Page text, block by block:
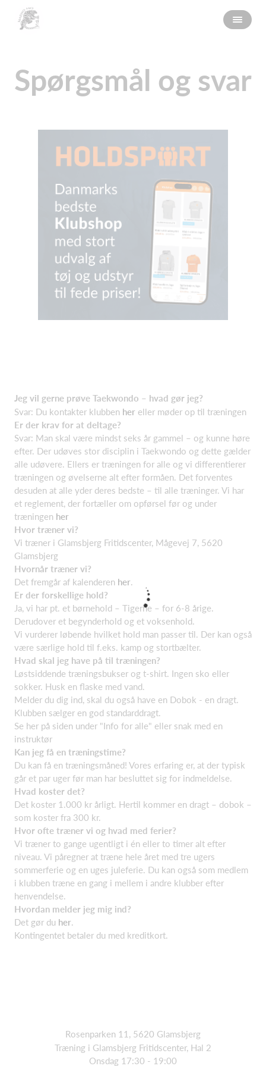
Spørgsmål og svar
Jeg vil gerne prøve Taekwondo – hvad gør jeg?
Svar: Du kontakter klubben her eller møder op til træningen
Er der krav for at deltage?
Svar: Man skal være mindst seks år gammel – og kunne høre
efter. Der udøves stor disciplin i Taekwondo og dette gælder
alle udøvere. Ellers er træningen for alle og vi differentierer
træningen og øvelserne alt efter formåen. Det forventes
desuden at alle yder deres bedste – til alle træninger. Vi har
et reglement, der fortæller om opførsel før og under
træningen her
Hvor træner vi?
Vi træner i Glamsbjerg Fritidscenter, Mågevej 7, 5620
Glamsbjerg
Hvornår træner vi?
Det fremgår af kalenderen her.
Er der forskellige hold?
Ja, vi har pt. et børnehold – Tigerne – for 6-8 årige.
Derudover et begynderhold og et voksenhold.
Vi vurderer løbende hvilket hold man passer til. Der kan også
være særlige hold til f.eks. kamp og stortbælter.
Hvad skal jeg have på til træningen?
Løstsiddende træningsbukser og t-shirt. Ingen sko eller
sokker. Husk en flaske med vand.
Melder du dig ind, skal du også have en Dobok - en dragt.
Klubben sælger en god standarddragt.
Se her på siden under "Info for alle" eller snak med en
instruktør
Kan jeg få en træningstime?
Du kan få en træningsmåned! Vores erfaring er, at der typisk
går et par uger før man har besluttet sig for indmeldelse.
Hvad koster det?
Det koster 1.000 kr årligt. Hertil kommer en dragt – dobok –
som koster fra 300 kr.
Hvor ofte træner vi og hvad med ferier?
Vi træner to gange ugentligt i én eller to timer alt efter
niveau. Vi påregner at træne hele året med tre ugers
sommerferie og en uges juleferie. Du kan også som medlem
i klubben træne en gang i mellem i andre klubber efter
henvendelse.
Hvordan melder jeg mig ind?
Det gør du her.
Kontingentet betaler du med kreditkort.
Rosenparken 11, 5620 Glamsbjerg
Træning i Glamsbjerg Fritidscenter, Hal 2
Onsdag 17:30 - 19:00